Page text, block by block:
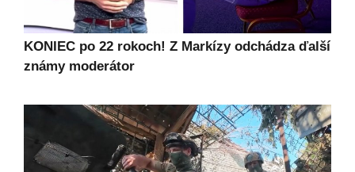
KONIEC po 22 rokoch! Z Markízy odchádza ďalší
známy moderátor